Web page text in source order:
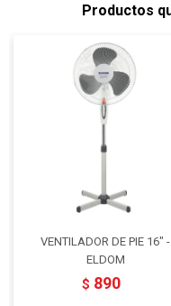
Productos
VENTILADOR DE PIE 16" -
ELDOM
$ 890